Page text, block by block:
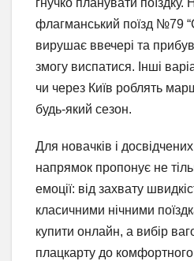
гнучко планувати
флагманський поїзд №79
вирушає ввечері та
змогу виспатися. Інші
чи через Київ роблять
будь-який сезон.
Для новачків і
напрямок пропонує не
емоції: від захвату
класичними нічними
купити онлайн, а вибір
плацкарту до